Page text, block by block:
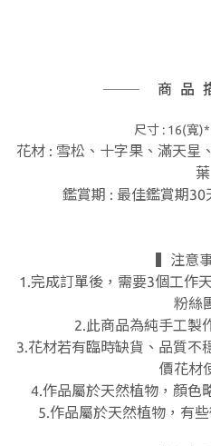
商品
尺寸 : 16(寬)*
花材 : 雪松、十字果、滿天星
葉
鑑賞期 : 最佳鑑賞期30
▍注意
1.完成訂單後，需要3個工作
粉絲
2.此商品為純手工製
3.花材若有臨時缺貨、品質不
價花材
4.作品屬於天然植物，顏色
5.作品屬於天然植物，有